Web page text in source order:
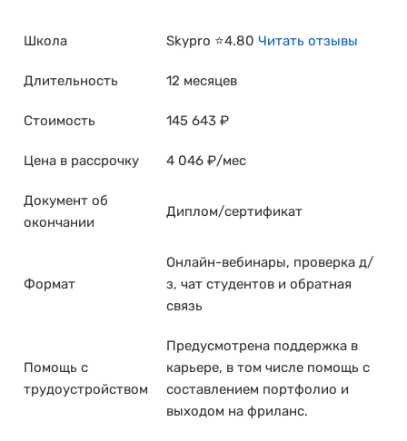
Школа Skypro ⭐4.80 Читать отзывы
Длительность 12 месяцев
Стоимость 145 643 ₽
Цена в рассрочку 4 046 ₽/мес
Документ об
окончании
Диплом/сертификат
Формат
Онлайн-вебинары, проверка д/
з, чат студентов и обратная
связь
Помощь с
трудоустройством
Предусмотрена поддержка в
карьере, в том числе помощь с
составлением портфолио и
выходом на фриланс.